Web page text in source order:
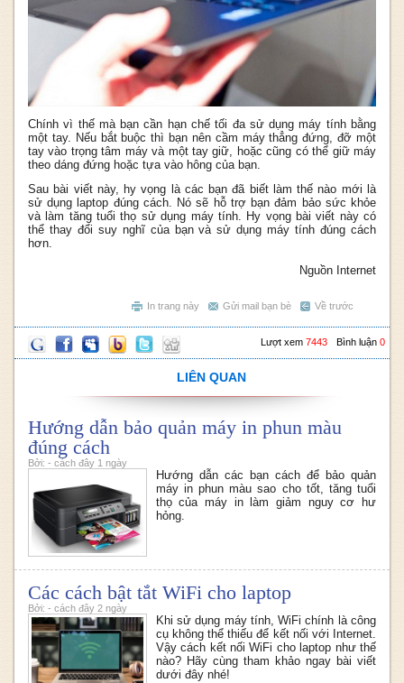
Chính vì thế mà bạn cần hạn chế tối đa sử dụng máy tính bằng
một tay. Nếu bắt buộc thì bạn nên cầm máy thẳng đứng, đỡ một
tay vào trọng tâm máy và một tay giữ, hoặc cũng có thể giữ máy
theo dáng đứng hoặc tựa vào hông của bạn.
Sau bài viết này, hy vọng là các bạn đã biết làm thế nào mới là
sử dụng laptop đúng cách. Nó sẽ hỗ trợ bạn đảm bảo sức khỏe
và làm tăng tuổi thọ sử dụng máy tính. Hy vọng bài viết này có
thể thay đổi suy nghĩ của bạn và sử dụng máy tính đúng cách
hơn.
Nguồn Internet
Về trước
Gửi mail bạn bè
In trang này
Bình luận 0
Lượt xem 7443
LIÊN QUAN
Hướng dẫn bảo quản máy in phun màu
đúng cách
Bởi: - cách đây 1 ngày
Hướng dẫn các bạn cách để bảo quản
máy in phun màu sao cho tốt, tăng tuổi
thọ của máy in làm giảm nguy cơ hư
hỏng.
Các cách bật tắt WiFi cho laptop
Bởi: - cách đây 2 ngày
Khi sử dụng máy tính, WiFi chính là công
cụ không thể thiếu để kết nối với Internet.
Vậy cách kết nối WiFi cho laptop như thế
nào? Hãy cùng tham khảo ngay bài viết
dưới đây nhé!